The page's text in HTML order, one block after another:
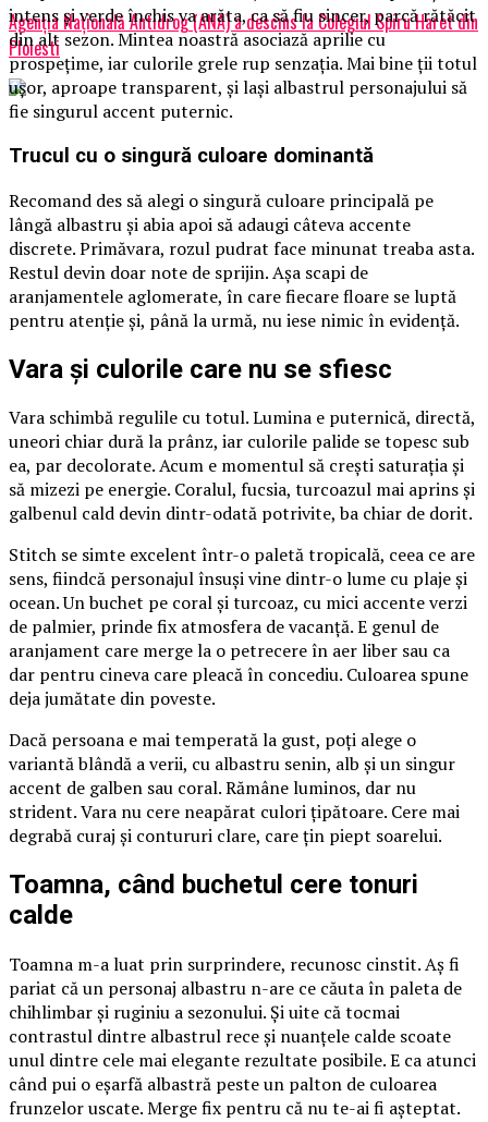
Agenţia Naţională Antidrog (ANA) a descins la Colegiul Spiru Haret din
Ploiesti
intens și verde închis va arăta, ca să fiu sincer, parcă rătăcit
din alt sezon. Mintea noastră asociază aprilie cu
prospețime, iar culorile grele rup senzația. Mai bine ții totul
ușor, aproape transparent, și lași albastrul personajului să
fie singurul accent puternic.
Trucul cu o singură culoare dominantă
Recomand des să alegi o singură culoare principală pe
lângă albastru și abia apoi să adaugi câteva accente
discrete. Primăvara, rozul pudrat face minunat treaba asta.
Restul devin doar note de sprijin. Așa scapi de
aranjamentele aglomerate, în care fiecare floare se luptă
pentru atenție și, până la urmă, nu iese nimic în evidență.
Vara și culorile care nu se sfiesc
Vara schimbă regulile cu totul. Lumina e puternică, directă,
uneori chiar dură la prânz, iar culorile palide se topesc sub
ea, par decolorate. Acum e momentul să crești saturația și
să mizezi pe energie. Coralul, fucsia, turcoazul mai aprins și
galbenul cald devin dintr-odată potrivite, ba chiar de dorit.
Stitch se simte excelent într-o paletă tropicală, ceea ce are
sens, fiindcă personajul însuși vine dintr-o lume cu plaje și
ocean. Un buchet pe coral și turcoaz, cu mici accente verzi
de palmier, prinde fix atmosfera de vacanță. E genul de
aranjament care merge la o petrecere în aer liber sau ca
dar pentru cineva care pleacă în concediu. Culoarea spune
deja jumătate din poveste.
Dacă persoana e mai temperată la gust, poți alege o
variantă blândă a verii, cu albastru senin, alb și un singur
accent de galben sau coral. Rămâne luminos, dar nu
strident. Vara nu cere neapărat culori țipătoare. Cere mai
degrabă curaj și contururi clare, care țin piept soarelui.
Toamna, când buchetul cere tonuri
calde
Toamna m-a luat prin surprindere, recunosc cinstit. Aș fi
pariat că un personaj albastru n-are ce căuta în paleta de
chihlimbar și ruginiu a sezonului. Și uite că tocmai
contrastul dintre albastrul rece și nuanțele calde scoate
unul dintre cele mai elegante rezultate posibile. E ca atunci
când pui o eșarfă albastră peste un palton de culoarea
frunzelor uscate. Merge fix pentru că nu te-ai fi așteptat.